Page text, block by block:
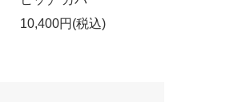
10,400円(税込)